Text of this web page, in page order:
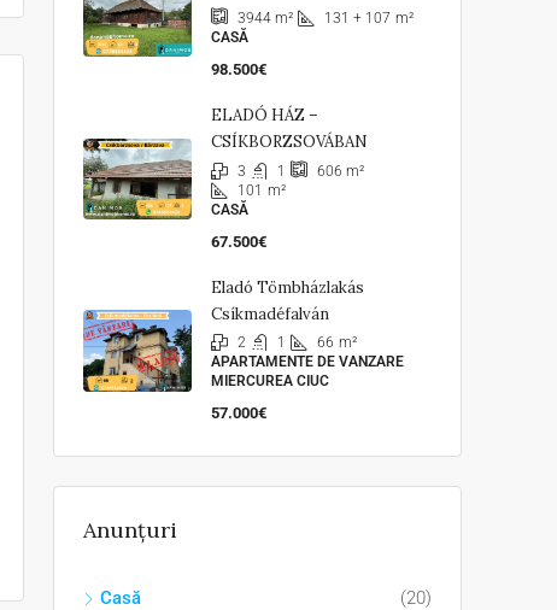
3944 m² 131 + 107 m²
CASĂ
98.500€
ELADÓ HÁZ –
CSÍKBORZSOVÁBAN
3 1 606 m²
101 m²
CASĂ
67.500€
Eladó Tömbházlakás
Csíkmadéfalván
2 1 66 m²
APARTAMENTE DE VANZARE
MIERCUREA CIUC
57.000€
Anunțuri
Casă
(20)